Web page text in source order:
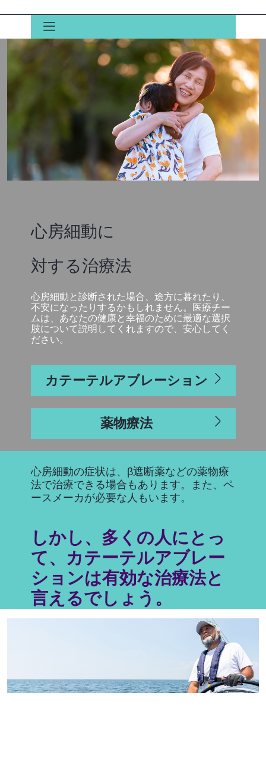
心房細動に
対する治療法
心房細動と診断された場合、途方に暮れたり、
不安になったりするかもしれません。医療チー
ムは、あなたの健康と幸福のために最適な選択
肢について説明してくれますので、安心してく
ださい。
カテーテルアブレーション
薬物療法
心房細動の症状は、β遮断薬などの薬物療
法で治療できる場合もあります。また、ペ
ースメーカが必要な人もいます。
しかし、多くの人にとっ
て、カテーテルアブレー
ションは有効な治療法と
言えるでしょう。